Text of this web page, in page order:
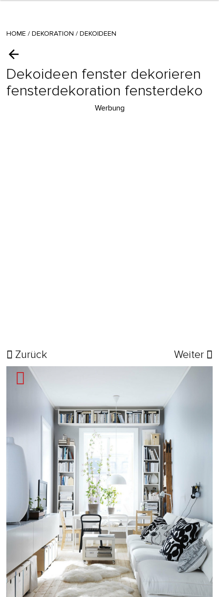
HOME / DEKORATION / DEKOIDEEN
Dekoideen fenster dekorieren
fensterdekoration fensterdeko
Werbung
Zurück Weiter